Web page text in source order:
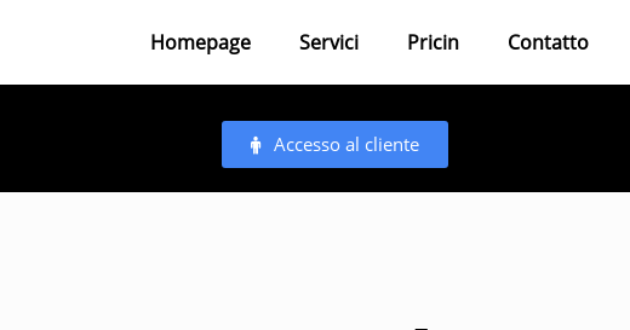
Homepage Servici Pricin Contatto
Accesso al cliente